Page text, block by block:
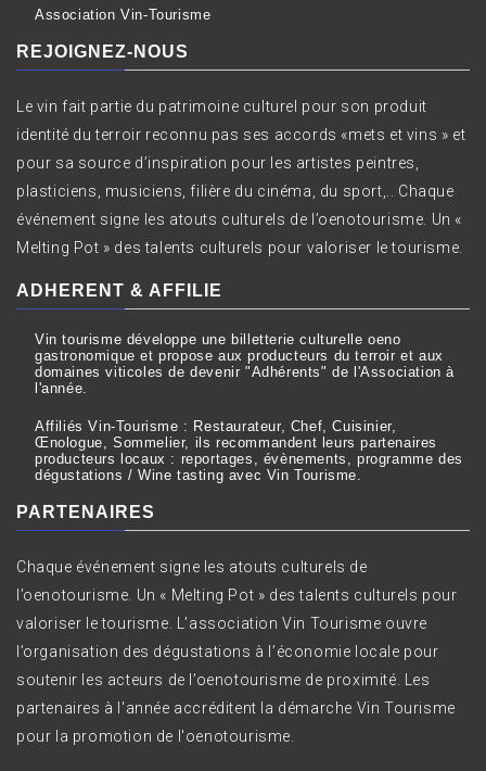
Association Vin-Tourisme
REJOIGNEZ-NOUS
Le vin fait partie du patrimoine culturel pour son produit
identité du terroir reconnu pas ses accords «mets et vins » et
pour sa source d’inspiration pour les artistes peintres,
plasticiens, musiciens, filière du cinéma, du sport,.. Chaque
événement signe les atouts culturels de l’oenotourisme. Un «
Melting Pot » des talents culturels pour valoriser le tourisme.
ADHERENT & AFFILIE
Vin tourisme développe une billetterie culturelle oeno
gastronomique et propose aux producteurs du terroir et aux
domaines viticoles de devenir "Adhérents" de l'Association à
l'année.
Affiliés Vin-Tourisme : Restaurateur, Chef, Cuisinier,
Œnologue, Sommelier, ils recommandent leurs partenaires
producteurs locaux : reportages, évènements, programme des
dégustations / Wine tasting avec Vin Tourisme.
PARTENAIRES
Chaque événement signe les atouts culturels de
l’oenotourisme. Un « Melting Pot » des talents culturels pour
valoriser le tourisme. L’association Vin Tourisme ouvre
l’organisation des dégustations à l’économie locale pour
soutenir les acteurs de l’oenotourisme de proximité. Les
partenaires à l'année accréditent la démarche Vin Tourisme
pour la promotion de l'oenotourisme.